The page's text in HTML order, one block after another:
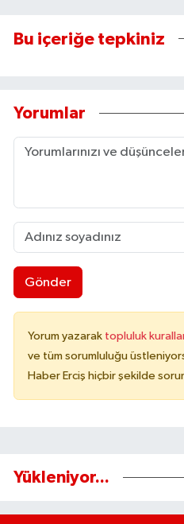
Bu içeriğe tepkiniz
Yorumlar
Gönder
Yorum yazarak topluluk
ve tüm sorumluluğu
Haber Erciş hiçbir şekilde
Yükleniyor...